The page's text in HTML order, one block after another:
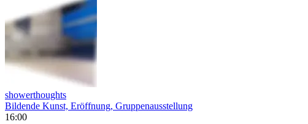
showerthoughts
Bildende Kunst, Eröffnung, Gruppenausstellung
16:00